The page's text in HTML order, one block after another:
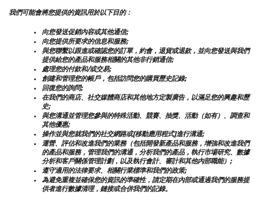
我們可能會將您提供的資訊用於以下目的：
向您發送促銷內容或其他通信;
向您提供所要求的信息和服務;
與您聯繫以跟進或確認您的訂單，約會，退貨或退款，並向您發送與我們
提供給您的產品和服務相關的其他非行銷通信;
處理您的付款和/或交易;
創建和管理您的帳戶，包括訪問您的購買歷史記錄;
回復您的詢問;
在我們的商店、社交媒體商店和其他地方定製廣告，以滿足您的興趣和歷
史;
與您溝通並管理您參與的特殊活動、競賽、抽獎、活動（如有）、調查和
其他優惠;
操作並與您就我們的社交網路或[移動應用程式]進行溝通;
運營、評估和改進我們的業務（包括開發新產品和服務，增強和改進我們
的產品和服務，管理我們的溝通，分析我們的產品，執行市場研究、數據
分析和客戶關係管理計劃，以及執行會計、審計和其他內部職能）;
遵守適用的法律要求、相關行業標準和我們的政策;
為避免重複並確保您的資訊的準確性，請定期在內部或通過我們的服務提
供者進行數據清理，鏈接或合併我們的記錄。